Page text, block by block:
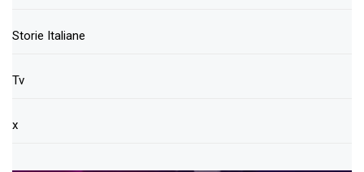
Storie Italiane
Tv
x